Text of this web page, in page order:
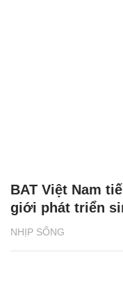
NHỊP SỐNG
BAT Việt Nam
giới phát triển